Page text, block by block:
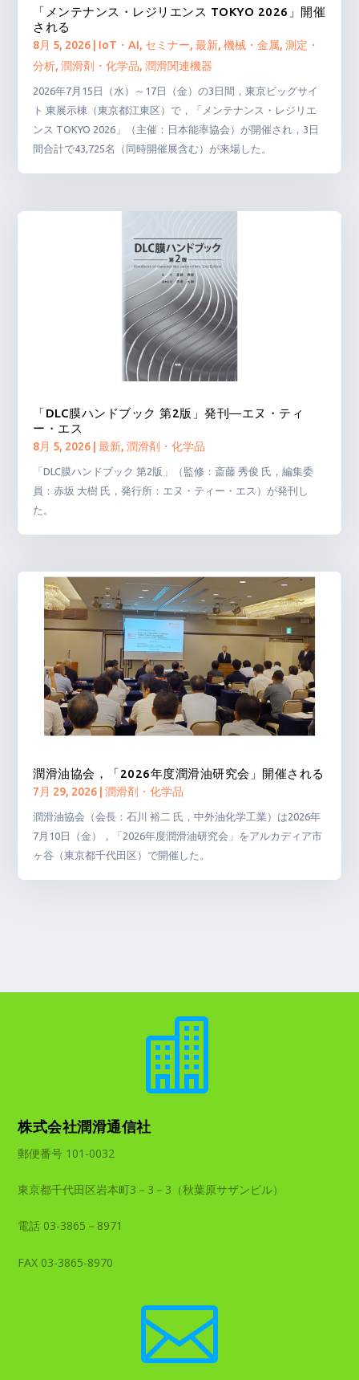
「メンテナンス・レジリエンス TOKYO 2026」開催
される
8月 5, 2026 IoT・AI, セミナー,最新,機械・金属,測定・
分析,潤滑剤・化学品,潤滑関連機器
2026年7月15日（水）～17日（金）の3日間，東京ビッグサイ
ト 東展示棟（東京都江東区）で，「メンテナンス・レジリエ
ンス TOKYO 2026」（主催：日本能率協会）が開催され，3日
間合計で43,725名（同時開催展含む）が来場した。
「DLC膜ハンドブック 第2版」発刊―エヌ・ティ
ー・エス
8月 5, 2026 |最新,潤滑剤・化学品
「DLC膜ハンドブック 第2版」（監修：斎藤 秀俊 氏，編集委
員：赤坂 大樹 氏，発行所：エヌ・ティー・エス）が発刊し
た。
潤滑油協会，「2026年度潤滑油研究会」開催される
7月 29, 2026 |潤滑剤・化学品
潤滑油協会（会長：石川 裕二 氏，中外油化学工業）は2026年
7月10日（金），「2026年度潤滑油研究会」をアルカディア市
ヶ谷（東京都千代田区）で開催した。

株式会社潤滑通信社
郵便番号 101-0032
東京都千代田区岩本町3－3－3（秋葉原サザンビル）
電話 03-3865－8971
FAX 03-3865-8970
